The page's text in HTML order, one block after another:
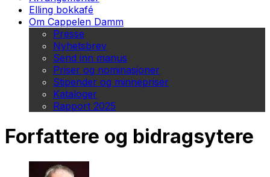
Elling bokkafé
Om Cappelen Damm
Presse
Nyhetsbrev
Send inn manus
Priser og nominasjoner
Stipender og minnepriser
Kataloger
Rapport 2025
Forfattere og bidragsytere